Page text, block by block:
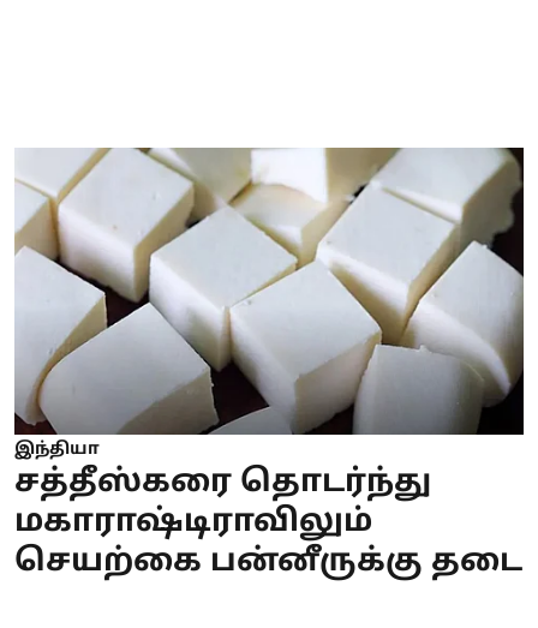
இந்தியா
சத்தீஸ்கரை தொடர்ந்து
மகாராஷ்டிராவிலும்
செயற்கை பன்னீருக்கு தடை